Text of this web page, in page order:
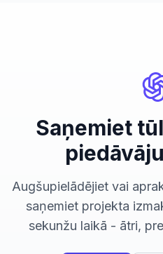
Saņemiet
Augšupielādējiet vai
saņemiet projekta
sekunžu laikā - ātri,